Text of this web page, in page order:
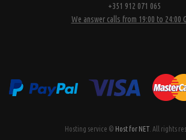
+351 912 071 065
We answer calls from 19:00 to 24:00
Hosting service © Host for NET. All rights